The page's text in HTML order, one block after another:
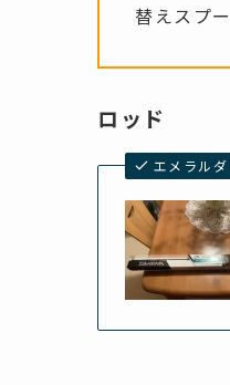
替えスプ
ロッド
エメラル